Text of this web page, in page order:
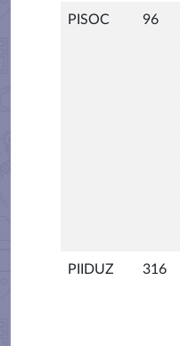
PISOC 96
PIIDUZ 316